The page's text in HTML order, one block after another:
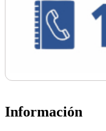
Información